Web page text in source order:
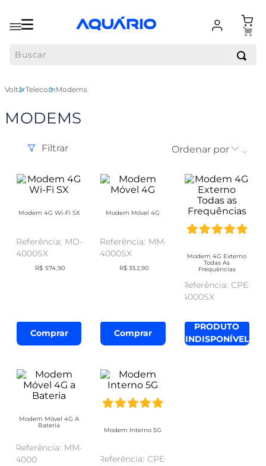
TelecomModems
MODEMS
Filtrar Ordenar por
Modem 4G Wi-Fi SX
MD-
4000SX
R$ 574,90
Comprar
Modem Móvel 4G
MM-
4000SX
R$ 352,90
Comprar
Modem 4G Externo
Todas As
Frequências
CPE-
4000SX
PRODUTO
INDISPONÍVEL
Modem Móvel 4G A
Bateria
MM-
4000
Modem Interno 5G
CPE-